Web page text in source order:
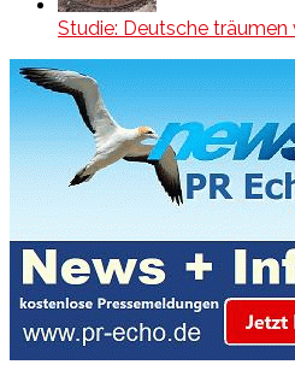
Studie: Deutsche